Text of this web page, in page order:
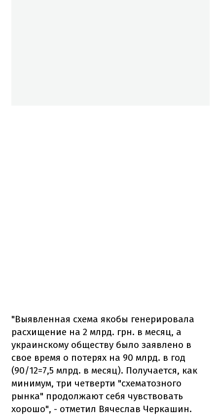
"Выявленная схема якобы генерировала
расхищение на 2 млрд. грн. в месяц, а
украинскому обществу было заявлено в
свое время о потерях на 90 млрд. в год
(90/12=7,5 млрд. в месяц). Получается, как
минимум, три четверти "схематозного
рынка" продолжают себя чувствовать
хорошо", - отметил Вячеслав Черкашин.